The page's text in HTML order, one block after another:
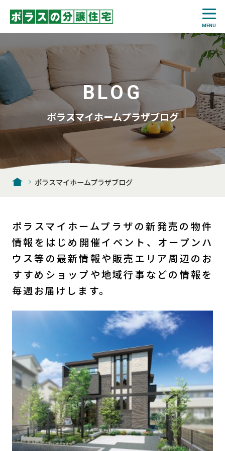
BLOG
ポラスマイホームプラザブログ
ポラスマイホームプラザブログ
ポラスマイホームプラザの新発売の物件
情報をはじめ 開催イベント、オープンハ
ウス等の最新情報や販売エリア周辺のお
すすめショップや地域行事などの情報を
毎週お届けします。